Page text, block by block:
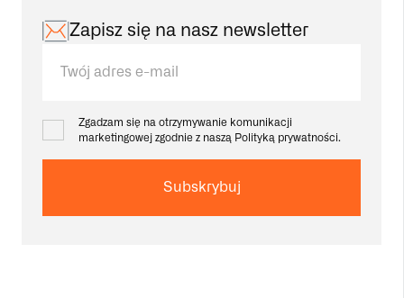
Zapisz się na nasz newsletter
Zgadzam się na otrzymywanie komunikacji
marketingowej zgodnie z naszą Polityką prywatności.
Subskrybuj